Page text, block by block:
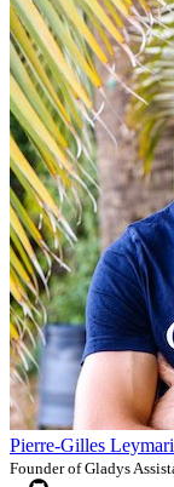
Pierre-Gilles
Founder of Gladys